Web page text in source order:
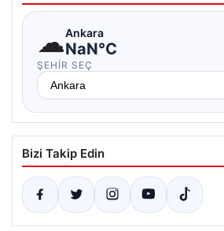
☁Ankara
NaN°C
ŞEHIR SEÇ
Bizi Takip Edin